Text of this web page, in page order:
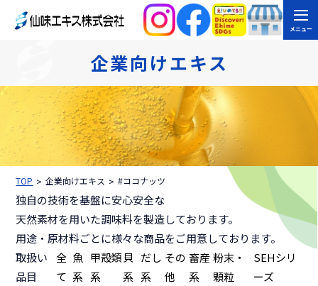
メニュー
企業向けエキス
TOP 企業向けエキス #ココナッツ
独自の技術を基盤に安心安全な
天然素材を用いた調味料を製造しております。
用途・原材料ごとに様々な商品をご用意しております。
取扱い
品目
全
て
魚
系
甲殻類
系
貝
系
だし
系
その
他
畜産
系
粉末・
顆粒
SEHシリ
ーズ